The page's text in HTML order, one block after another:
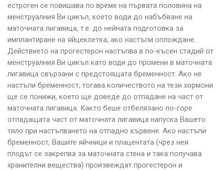
естроген се повишава по време на първата половина на
менструалния Ви цикъл, което води до набъбване на
маточната лигавица, т.е. до нейната подготовка за
имплантиране на яйцеклетка, ако настъпи оплождане.
Действието на прогестерон настъпва в по-късен стадий от
менструалния Ви цикъл като води до промени в маточната
лигавица свързани с предстоящата бременност. Ако не
настъпи бременност, тогава количеството на тези хормони
ще се понижи, което ще доведе до отпадане на част от
маточната лигавица. Както беше отбелязано по-горе
отпадащата част от маточната лигавица напуска Вашето
тяло при настъпването на отпадно кървене. Ако настъпи
бременност, Вашите яйчници и плацентата (чрез нея
плодът се закрепва за маточната стена и така получава
хранителни вещества) произвеждат прогестерон и